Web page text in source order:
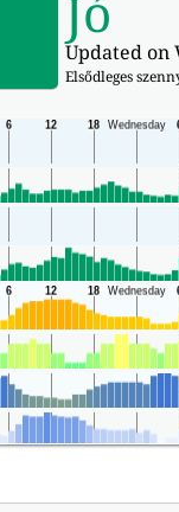
Updated on
Elsődleges